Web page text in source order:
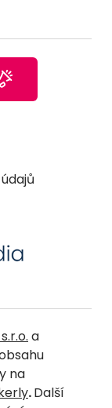
a
na
.Další